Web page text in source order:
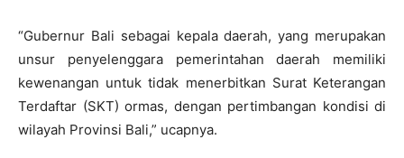
“Gubernur Bali sebagai kepala daerah, yang merupakan
unsur penyelenggara pemerintahan daerah memiliki
kewenangan untuk tidak menerbitkan Surat Keterangan
Terdaftar (SKT) ormas, dengan pertimbangan kondisi di
wilayah Provinsi Bali,” ucapnya.